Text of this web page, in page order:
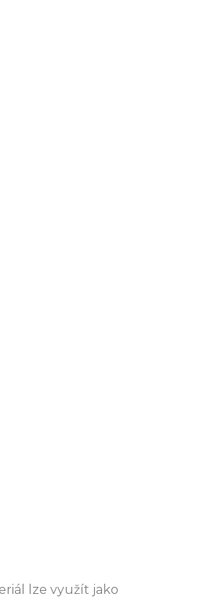
lze využít jako